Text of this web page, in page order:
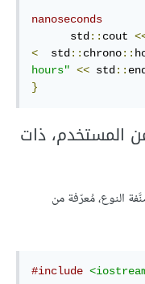
nanoseconds
      std
:: cout
<
  std
:: chrono::
hours" << std::
}
المستخدم، ذات
النوع، مُعرّفة من
#include